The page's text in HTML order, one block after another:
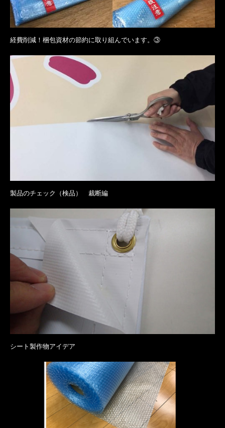
経費削減！梱包資材の節約に取り組んでいます。③
製品のチェック（検品） 裁断編
シート製作物アイデア